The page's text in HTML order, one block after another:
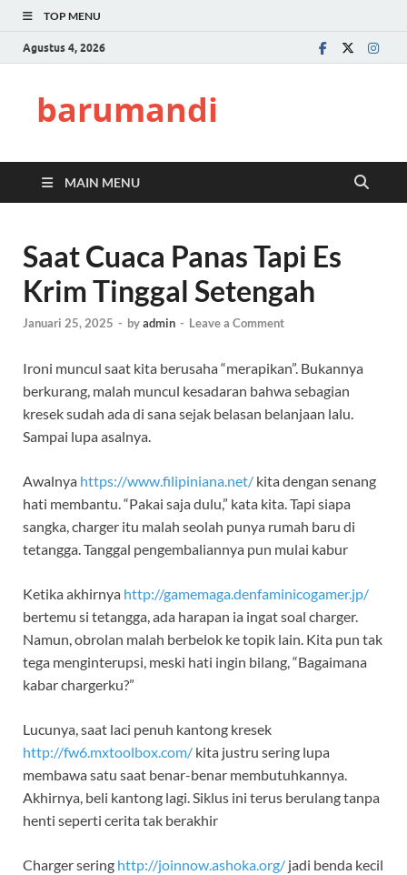
TOP MENU
Agustus 4, 2026
barumandi
MAIN MENU
Saat Cuaca Panas Tapi Es
Krim Tinggal Setengah
Januari 25, 2025 - byadmin - Leave a Comment
Ironi muncul saat kita berusaha “merapikan”. Bukannya
berkurang, malah muncul kesadaran bahwa sebagian
kresek sudah ada di sana sejak belasan belanjaan lalu.
Sampai lupa asalnya.
Awalnya https://www.filipiniana.net/ kita dengan senang
hati membantu. “Pakai saja dulu,” kata kita. Tapi siapa
sangka, charger itu malah seolah punya rumah baru di
tetangga. Tanggal pengembaliannya pun mulai kabur
Ketika akhirnya http://gamemaga.denfaminicogamer.jp/
bertemu si tetangga, ada harapan ia ingat soal charger.
Namun, obrolan malah berbelok ke topik lain. Kita pun tak
tega menginterupsi, meski hati ingin bilang, “Bagaimana
kabar chargerku?”
Lucunya, saat laci penuh kantong kresek
http://fw6.mxtoolbox.com/ kita justru sering lupa
membawa satu saat benar-benar membutuhkannya.
Akhirnya, beli kantong lagi. Siklus ini terus berulang tanpa
henti seperti cerita tak berakhir
Charger sering http://joinnow.ashoka.org/ jadi benda kecil